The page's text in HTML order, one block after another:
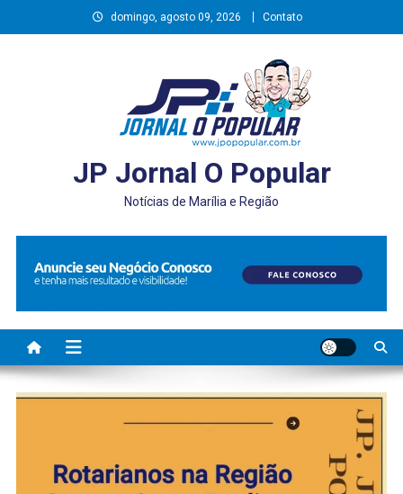
to
domingo, agosto 09, 2026 Contato
JP Jornal O Popular
Notícias de Marília e Região